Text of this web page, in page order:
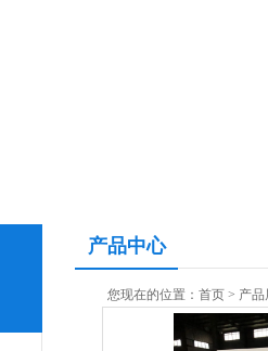
产品中心
您现在的位置： 首页 > 产品